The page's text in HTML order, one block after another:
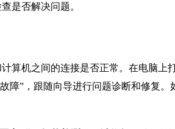
是否解决问题。
算机之间的连接是否正常。在电脑上
障”，跟随向导进行问题诊断和修复。